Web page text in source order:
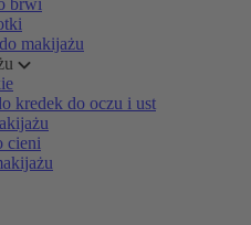
brwi
makijażu
kredek do oczu i ust
cieni